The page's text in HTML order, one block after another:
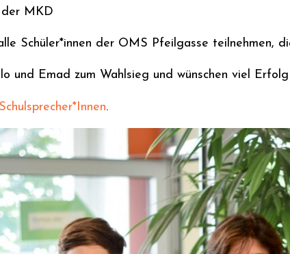
der MKD
Schüler*innen der OMS Pfeilgasse teilnehmen,
und Emad zum Wahlsieg und wünschen viel Erfolg
.